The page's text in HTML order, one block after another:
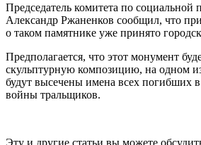
Председатель комитета по социальной
Александр Ржаненков сообщил, что
о таком памятнике уже принято
Предполагается, что этот монумент
скульптурную композицию, на одном
будут высечены имена всех погибших
войны тральщиков.
Эту и другие статьи вы можете